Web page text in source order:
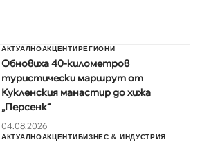
АКТУАЛНОАКЦЕНТИРЕГИОНИ
Обновиха 40-километров
туристически маршрут от
Кукленския манастир до хижа
„Персенк“
04.08.2026
АКТУАЛНОАКЦЕНТИБИЗНЕС & ИНДУСТРИЯ